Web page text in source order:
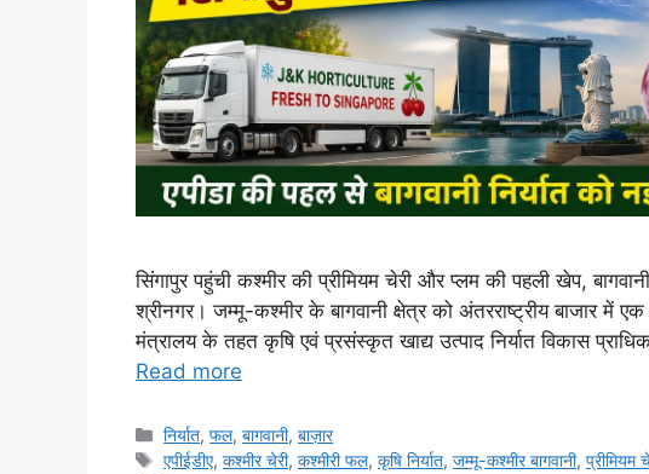
सिंगापुर पहुंची कश्मीर की प्रीमियम चेरी और प्लम की पहली खेप,
श्रीनगर। जम्मू-कश्मीर के बागवानी क्षेत्र को अंतरराष्ट्रीय बाजार में
मंत्रालय के तहत कृषि एवं प्रसंस्कृत खाद्य उत्पाद निर्यात विकास
Read more
निर्यात,फल,बागवानी,बाज़ार
एपीईडीए,कश्मीर चेरी,कश्मीरी फल,कृषि निर्यात,जम्मू-कश्मीर बागवानी,प्रीमियम